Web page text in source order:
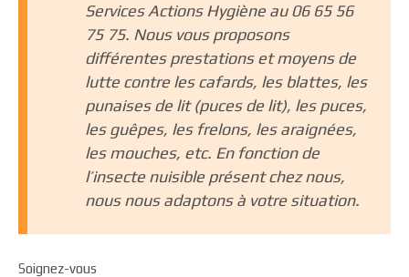
Services Actions Hygiène au 06 65 56
75 75. Nous vous proposons
différentes prestations et moyens de
lutte contre les cafards, les blattes, les
punaises de lit (puces de lit), les puces,
les guêpes, les frelons, les araignées,
les mouches, etc. En fonction de
l’insecte nuisible présent chez nous,
nous nous adaptons à votre situation.
Soignez-vous